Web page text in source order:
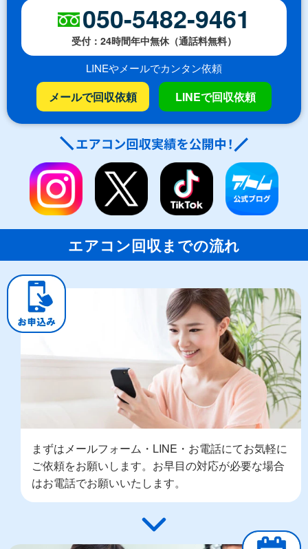
050-5482-9461
受付：24時間年中無休（通話料無料）
LINEやメールでカンタン依頼
メールで回収依頼 LINEで回収依頼
エアコン回収までの流れ
まずはメールフォーム・LINE・お電話にてお気軽に
ご依頼をお願いします。お早目の対応が必要な場合
はお電話でお願いいたします。